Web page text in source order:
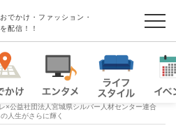
でかけ・ファッション・
配信！！
×公益社団法人宮城県シルバー人材センター連合
人生がさらに輝く